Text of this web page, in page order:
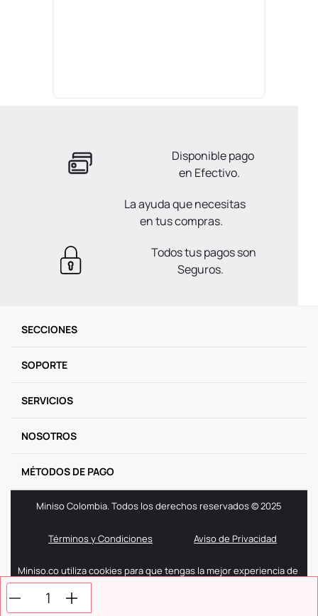
Disponible pago
en Efectivo.
La ayuda que necesitas
en tus compras.
Todos tus pagos son
Seguros.
SECCIONES
SOPORTE
SERVICIOS
NOSOTROS
MÉTODOS DE PAGO
Miniso Colombia. Todos los derechos reservados © 2025
Términos y Condiciones Aviso de Privacidad
Miniso.co utiliza cookies para que tengas la mejor experiencia de
navegación. Si sigues navegando entendemos que aceptas
nuestra politica de cookies